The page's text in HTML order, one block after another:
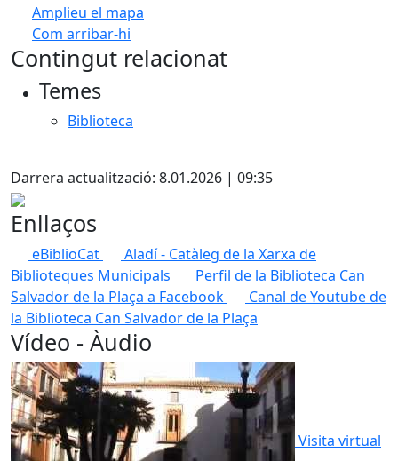
Amplieu el mapa
Com arribar-hi
+
Contingut relacionat
Temes
Biblioteca
Darrera actualització: 8.01.2026 | 09:35
Enllaços
eBiblioCat
Aladí - Catàleg de la Xarxa de
Biblioteques Municipals
Perfil de la Biblioteca Can
Salvador de la Plaça a Facebook
Canal de Youtube de
la Biblioteca Can Salvador de la Plaça
Vídeo - Àudio
Visita virtual